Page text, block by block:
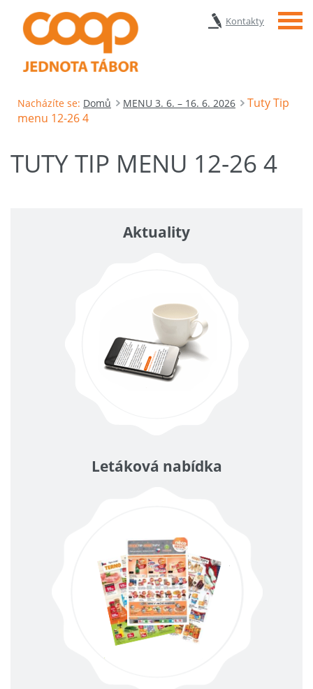
Kontakty Menu
Nacházíte se: Domů MENU 3. 6. – 16. 6. 2026
Tuty Tip
menu 12-26 4
TUTY TIP MENU 12-26 4
Aktuality
Letáková nabídka